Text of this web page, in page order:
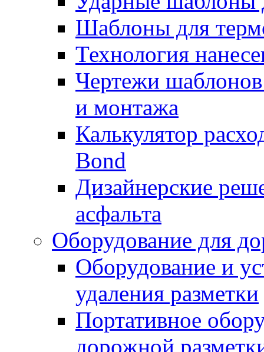
Шаблоны для
Технология
Чертежи шаблонов
и монтажа
Калькулятор
Bond
Дизайнерские
асфальта
Оборудование для
Оборудование и
удаления разметки
Портативное
дорожной